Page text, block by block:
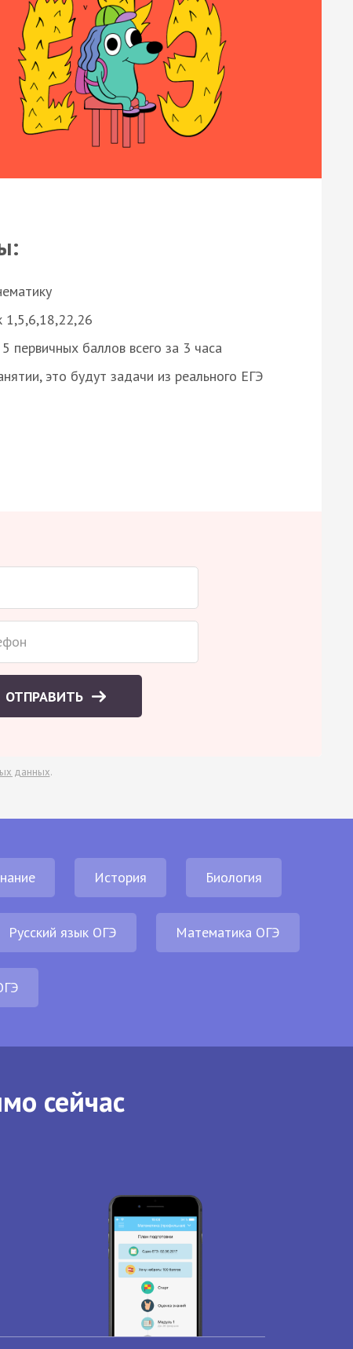
1,5,6,18,22,26
баллов всего за 3 часа
это будут задачи из реального ЕГЭ
ОТПРАВИТЬ
данных.
История Биология
Русский язык ОГЭ Математика ОГЭ
сейчас